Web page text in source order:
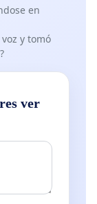
sostenible
en
y tomó
ver